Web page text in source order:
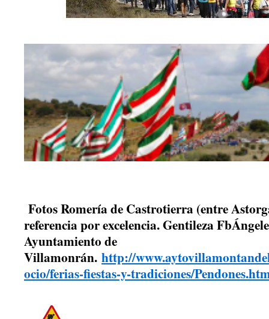
Fotos Romería de Castrotierra (entre
referencia por excelencia. Gentileza
Ayuntamiento de
Villamonrán. http://
ocio/ferias-fiestas-y-tradiciones/